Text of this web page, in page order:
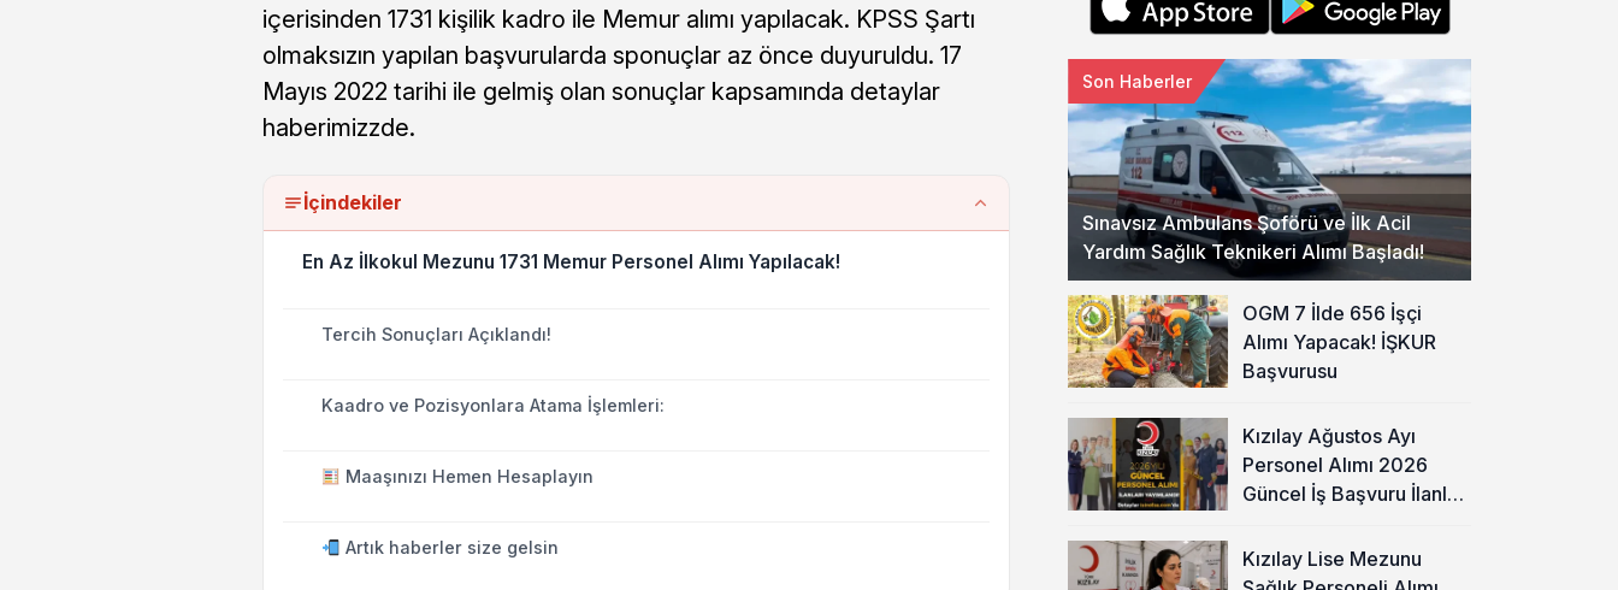
içerisinden 1731 kişilik kadro ile Memur alımı yapılacak. KPSS Şartı
olmaksızın yapılan başvurularda sponuçlar az önce duyuruldu. 17
Mayıs 2022 tarihi ile gelmiş olan sonuçlar kapsamında detaylar
haberimizzde.
İçindekiler
En Az İlkokul Mezunu 1731 Memur Personel Alımı Yapılacak!
Tercih Sonuçları Açıklandı!
Kaadro ve Pozisyonlara Atama İşlemleri:
Maaşınızı Hemen Hesaplayın
Artık haberler size gelsin
Sınavsız Ambulans Şoförü ve İlk Acil
Yardım Sağlık Teknikeri Alımı Başladı!
Son Haberler
OGM 7 İlde 656 İşçi
Alımı Yapacak! İŞKUR
Başvurusu
Kızılay Ağustos Ayı
Personel Alımı 2026
Güncel İş Başvuru İlanları
Kızılay Lise Mezunu